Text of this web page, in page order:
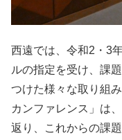
西遠では、令和2・3
ルの指定を受け、課
つけた様々な取り組
カンファレンス」は
返り、これからの課